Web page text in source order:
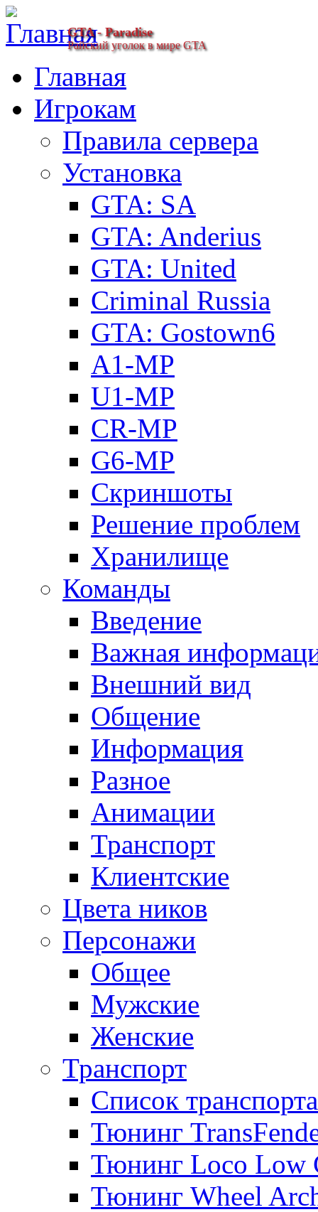
GTA - Paradise
Райский уголок в мире GTA
Главная
Игрокам
Правила сервера
Установка
GTA: SA
GTA: Anderius
GTA: United
Criminal Russia
GTA: Gostown6
A1-MP
U1-MP
CR-MP
G6-MP
Скриншоты
Решение проблем
Хранилище
Команды
Введение
Важная
Внешний вид
Общение
Информация
Разное
Анимации
Транспорт
Клиентские
Цвета ников
Персонажи
Общее
Мужские
Женские
Транспорт
Список транспорта
Тюнинг
Тюнинг Loco Low
Тюнинг Wheel